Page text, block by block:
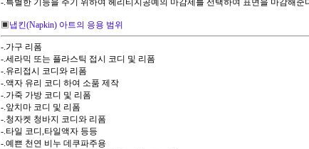
-.특별한 기능을 주기 위하여 헤리티지공예의 마감제를 선택하여 표면을 마감해준
▣ 냅킨(Napkin) 아트의 응용 범위
-.가구 리폼
-.세라믹 또는 플라스틱 접시 코디 및 리폼
-.유리접시 코디와 리폼
-.액자 유리 코디 하여 소품 제작
-.가죽 가방 코디 및 리폼
-.앞치마 코디 및 리폼
-.청자켓 청바지 코디와 리폼
-.타일 코디,타일액자 등등
-.예쁜 천연 비누 데쿠파주용